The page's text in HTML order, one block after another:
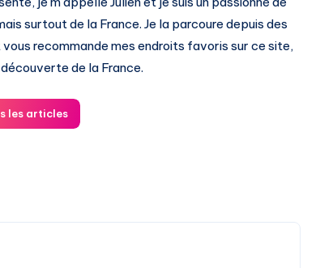
surtout de la France. Je la parcoure depuis des
vous recommande mes endroits favoris sur ce site,
de la France.
les articles